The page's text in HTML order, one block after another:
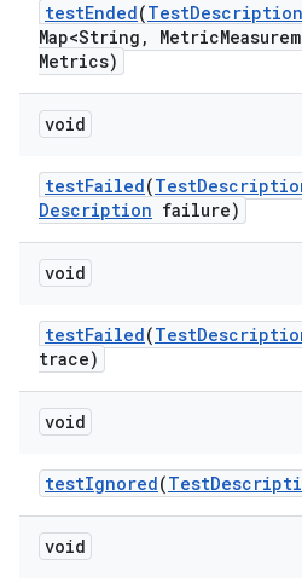
testEnded(TestDescription
Map<String , Metric
Metrics)
void
testFailed(Test
Description failure)
void
testFailed(Test
trace)
void
testIgnored(Test
void